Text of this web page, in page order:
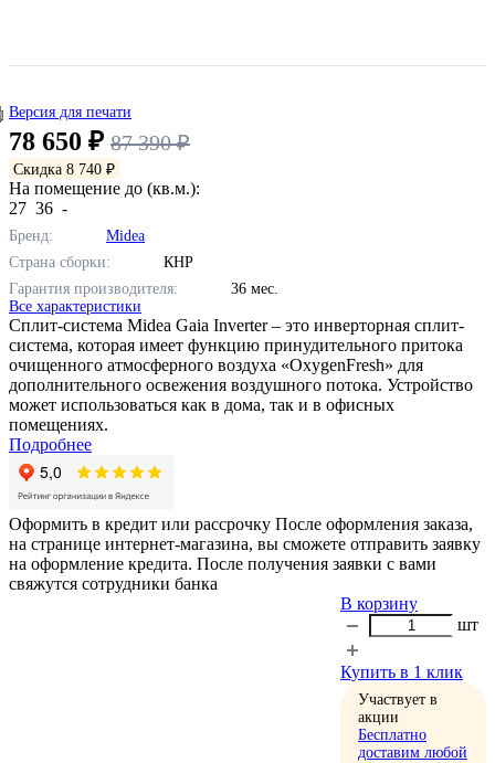
Версия для печати
78 650 ₽ 87 390 ₽
Скидка 8 740 ₽
На помещение до (кв.м.):
27 36 -
Бренд:
Midea
Страна сборки:
КНР
Гарантия производителя:
36 мес.
Все характеристики
Сплит-система Midea Gaia Inverter – это инверторная сплит-
система, которая имеет функцию принудительного притока
очищенного атмосферного воздуха «OxygenFresh» для
дополнительного освежения воздушного потока. Устройство
может использоваться как в дома, так и в офисных
помещениях.
Подробнее
Оформить в кредит или рассрочку После оформления заказа,
на странице интернет-магазина, вы сможете отправить заявку
на оформление кредита. После получения заявки с вами
свяжутся сотрудники банка
В корзину
шт
Купить в 1 клик
Участвует в
акции
Бесплатно
доставим любой